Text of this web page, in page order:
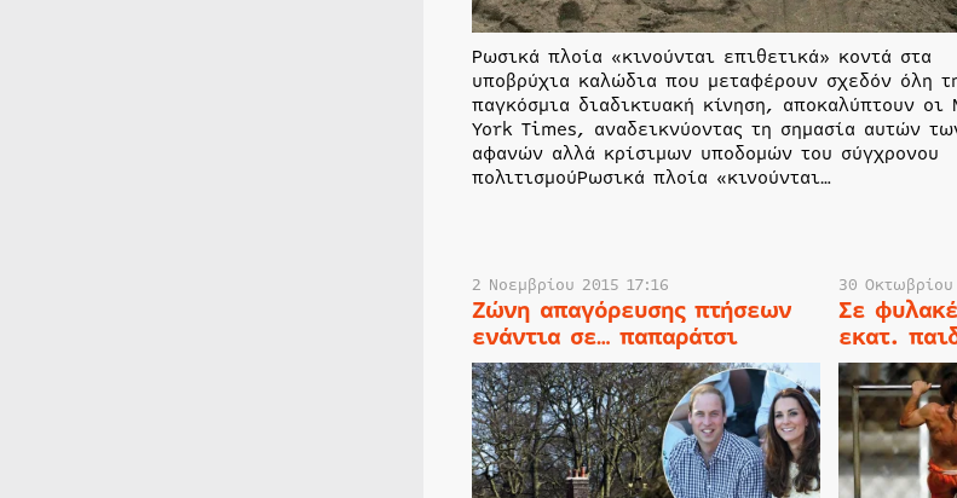
Ρωσικά πλοία «κινούνται επιθετικά» κοντά στα
υποβρύχια καλώδια που μεταφέρουν σχεδόν όλη
παγκόσμια διαδικτυακή κίνηση, αποκαλύπτουν οι
York Times, αναδεικνύοντας τη σημασία αυτών
αφανών αλλά κρίσιμων υποδομών του σύγχρονου
πολιτισμούΡωσικά πλοία «κινούνται…
2 Νοεμβρίου 2015 17:16
Ζώνη απαγόρευσης πτήσεων
ενάντια σε… παπαράτσι
30
Σε
εκατ.